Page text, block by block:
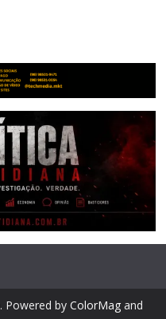
. Powered by ColorMag and